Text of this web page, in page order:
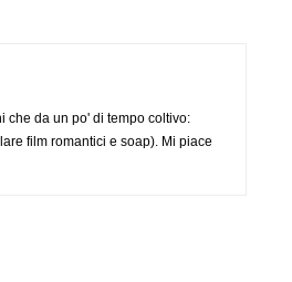
che da un po' di tempo coltivo:
film romantici e soap). Mi piace